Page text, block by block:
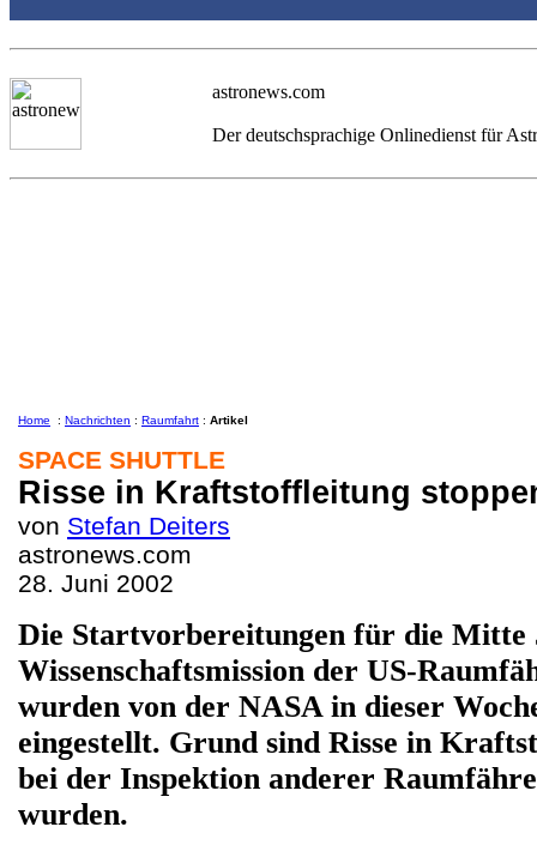
astronews.com
Der deutschsprachige Onlinedienst für
Home : Nachrichten : Raumfahrt : Artikel
SPACE SHUTTLE
Risse in Kraftstoffleitung
von Stefan Deiters
astronews.com
28. Juni 2002
Die Startvorbereitungen für die Mitte
Wissenschaftsmission der US-
wurden von der NASA in dieser
eingestellt. Grund sind Risse in
bei der Inspektion anderer
wurden.